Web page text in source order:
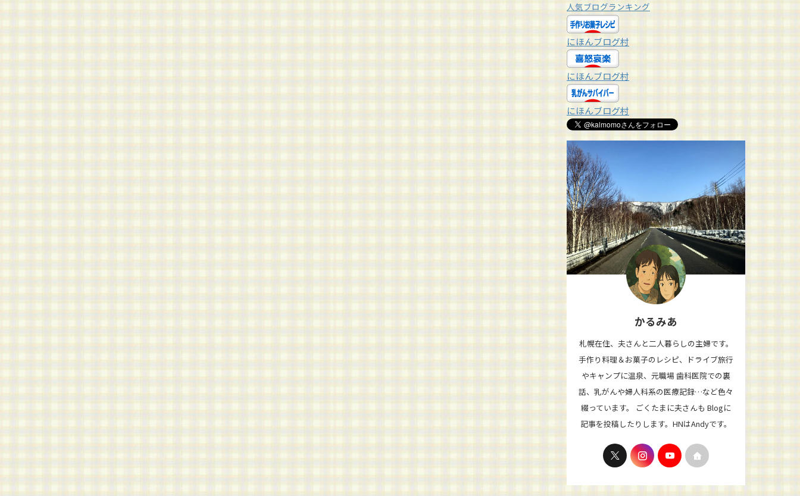
人気ブログランキング
にほんブログ村
にほんブログ村
にほんブログ村
かるみあ
札幌在住、夫さんと二人暮らしの主婦です。
手作り料理＆お菓子のレシピ、ドライブ旅行
やキャンプに温泉、元職場 歯科医院での裏
話、乳がんや婦人科系の医療記録…など色々
綴っています。 ごくたまに夫さんも Blogに
記事を投稿したりします。HNはAndyです。